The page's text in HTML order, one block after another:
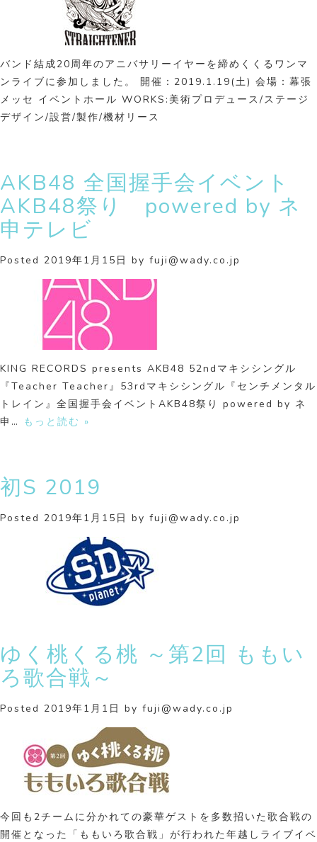
バンド結成20周年のアニバサリーイヤーを締めくくるワンマ
ンライブに参加しました。 開催：2019.1.19(土) 会場：幕張
メッセ イベントホール WORKS:美術プロデュース/ステージ
デザイン/設営/製作/機材リース
AKB48 全国握手会イベント
AKB48祭り powered by ネ
申テレビ
Posted 2019年1月15日 by fuji@wady.co.jp
KING RECORDS presents AKB48 52ndマキシシングル
『Teacher Teacher』53rdマキシシングル『センチメンタル
トレイン』全国握手会イベントAKB48祭り powered by ネ
申… もっと読む »
初S 2019
Posted 2019年1月15日 by fuji@wady.co.jp
ゆく桃くる桃 ～第2回 ももい
ろ歌合戦～
Posted 2019年1月1日 by fuji@wady.co.jp
今回も2チームに分かれての豪華ゲストを多数招いた歌合戦の
開催となった「ももいろ歌合戦」が行われた年越しライブイベ